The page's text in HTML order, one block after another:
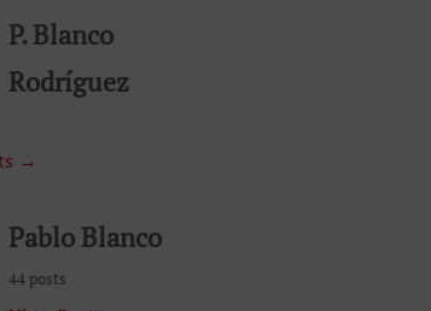
P. Blanco
Rodríguez
→
Pablo Blanco
44 posts